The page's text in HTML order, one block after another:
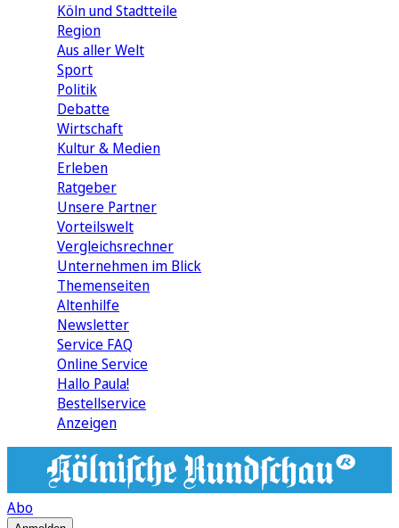
Köln und Stadtteile
Region
Aus aller Welt
Sport
Politik
Debatte
Wirtschaft
Kultur & Medien
Erleben
Ratgeber
Unsere Partner
Vorteilswelt
Vergleichsrechner
Unternehmen im Blick
Themenseiten
Altenhilfe
Newsletter
Service FAQ
Online Service
Hallo Paula!
Bestellservice
Anzeigen
Abo